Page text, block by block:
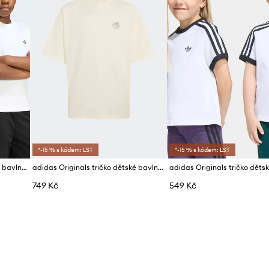
adidas Originals tričko dětské bavlněné
*-15 % s kódem: LST
adidas Originals tričko dětské bavlněné
749 Kč
*-15 % s kódem: LST
549 Kč